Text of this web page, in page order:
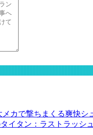
メカで撃ちまくる爽快シ
イタン：ラストラッシ